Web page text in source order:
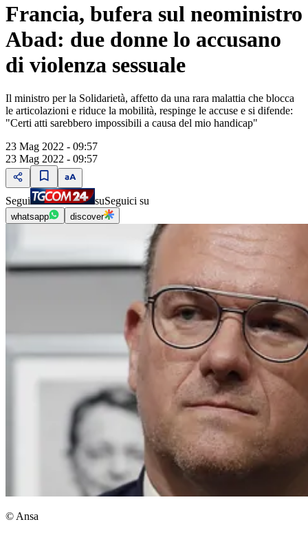
Francia, bufera sul neoministro
Abad: due donne lo accusano
di violenza sessuale
Il ministro per la Solidarietà, affetto da una rara malattia che blocca
le articolazioni e riduce la mobilità, respinge le accuse e si difende:
"Certi atti sarebbero impossibili a causa del mio handicap"
23 Mag 2022 - 09:57
23 Mag 2022 - 09:57
Segui suSeguici su
whatsapp discover
© Ansa